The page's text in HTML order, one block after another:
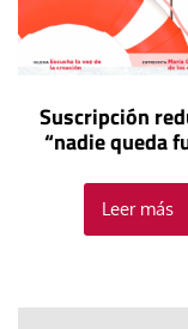
Suscripción
“nadie queda
Leer más